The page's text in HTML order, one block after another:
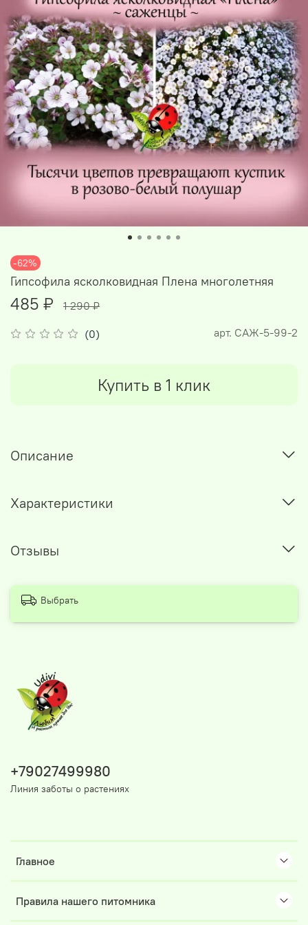
-62%
(0) арт. САЖ-5-99-2
Гипсофила ясколковидная Плена многолетняя
485 ₽ 1 290 ₽
Купить в 1 клик
Описание
Характеристики
Отзывы
Выбрать
Главное
Правила нашего питомника
+79027499980
Линия заботы о растениях